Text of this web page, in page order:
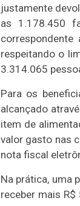
justamente
as 1.178.450
respeitando o
3.314.065
Para os
alcançado
item de
valor gasto nas
nota fiscal
Na prática, uma
receber mais